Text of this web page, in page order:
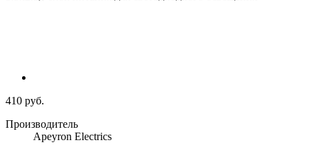
410 руб.
Производитель
Apeyron Electrics